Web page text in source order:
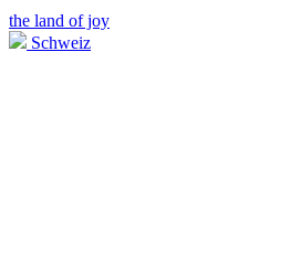
the land of joy
Schweiz